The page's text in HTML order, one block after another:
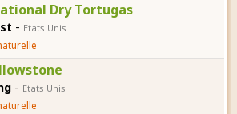
Dry Tortugas
- Etats Unis
- Etats Unis